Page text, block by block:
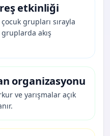
etkinliği
grupları sırayla
akış
organizasyonu
ve yarışmalar açık